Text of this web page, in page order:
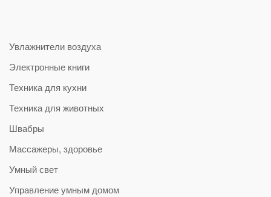
Увлажнители воздуха
Электронные книги
Техника для кухни
Техника для животных
Швабры
Массажеры, здоровье
Умный свет
Управление умным домом